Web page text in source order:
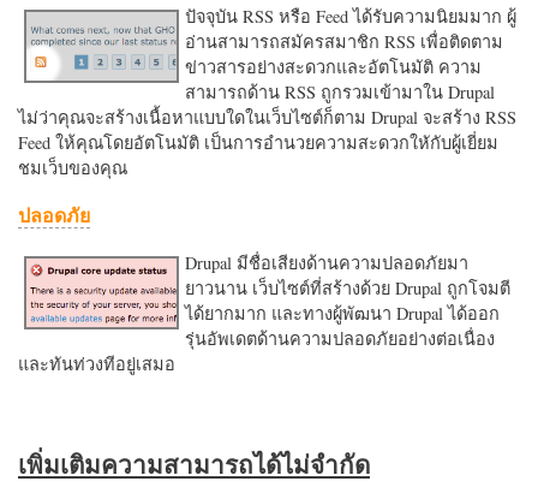
ปัจจุบัน RSS หรือ Feed ได้รับความนิยมมาก ผู้
อ่านสามารถสมัครสมาชิก RSS เพื่อติดตาม
ข่าวสารอย่างสะดวกและอัตโนมัติ ความ
สามารถด้าน RSS ถูกรวมเข้ามาใน Drupal
ไม่ว่าคุณจะสร้างเนื้อหาแบบใดในเว็บไซต์ก็ตาม Drupal จะสร้าง RSS
Feed ให้คุณโดยอัตโนมัติ เป็นการอำนวยความสะดวกใหักับผู้เยี่ยม
ชมเว็บของคุณ
ปลอดภัย
Drupal มีชื่อเสียงด้านความปลอดภัยมา
ยาวนาน เว็บไซต์ที่สร้างด้วย Drupal ถูกโจมตี
ได้ยากมาก และทางผู้พัฒนา Drupal ได้ออก
รุ่นอัพเดตด้านความปลอดภัยอย่างต่อเนื่อง
และทันท่วงทีอยู่เสมอ
เพิ่มเติมความสามารถได้ไม่จำกัด